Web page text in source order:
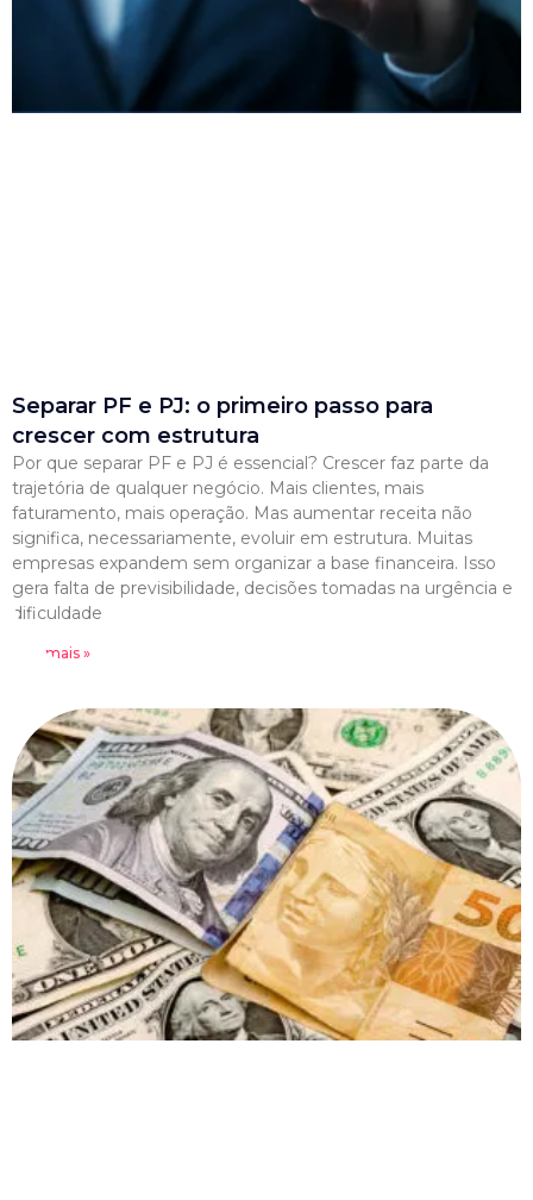
Separar PF e PJ: o primeiro passo para
crescer com estrutura
Por que separar PF e PJ é essencial? Crescer faz parte da
trajetória de qualquer negócio. Mais clientes, mais
faturamento, mais operação. Mas aumentar receita não
significa, necessariamente, evoluir em estrutura. Muitas
empresas expandem sem organizar a base financeira. Isso
gera falta de previsibilidade, decisões tomadas na urgência e
dificuldade
Leia mais »